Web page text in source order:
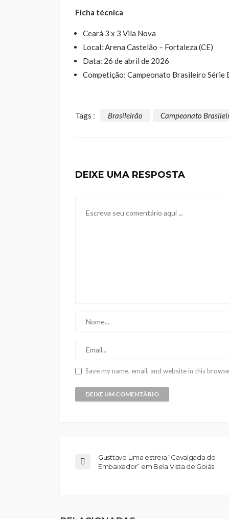
Ficha técnica
Ceará 3 x 3 Vila Nova
Local: Arena Castelão – Fortaleza (CE)
Data: 26 de abril de 2026
Competição: Campeonato Brasileiro Série
Tags : Brasileirão Campeonato
DEIXE UMA RESPOSTA
Save my name, email, and website in this
Gusttavo Lima estreia “Cavalgada do
Embaixador” em Bela Vista de Goiás